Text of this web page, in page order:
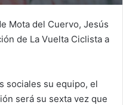
Mota del Cuervo, Jesús
de La Vuelta Ciclista a
sociales su equipo, el
será su sexta vez que